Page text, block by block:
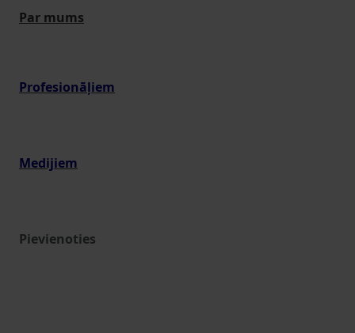
Par mums
Profesionāļiem
Medijiem
Pievienoties